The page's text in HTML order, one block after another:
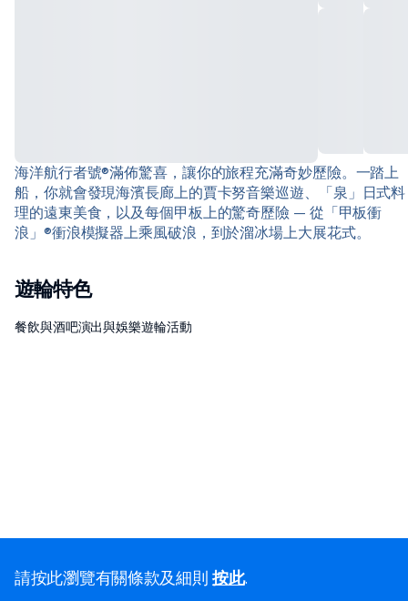
海洋航行者號®滿佈驚喜，讓你的旅程充滿奇妙歷險。一踏上
船，你就會發現海濱長廊上的賈卡努音樂巡遊、「泉」日式料
理的遠東美食，以及每個甲板上的驚奇歷險 — 從「甲板衝
浪」®衝浪模擬器上乘風破浪，到於溜冰場上大展花式。
遊輪特色
餐飲與酒吧演出與娛樂遊輪活動
請按此瀏覽有關條款及細則按此.